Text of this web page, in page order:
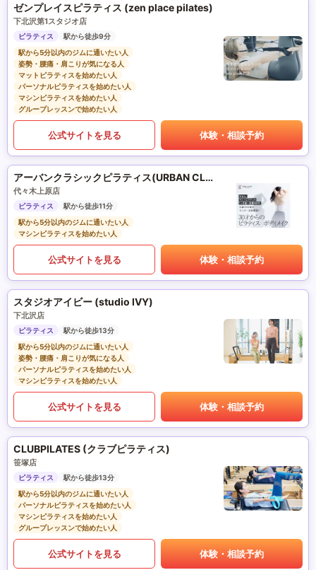
ゼンプレイスピラティス (zen place pilates)
下北沢第1スタジオ店
ピラティス
駅から徒歩9分
駅から5分以内のジムに通いたい人
姿勢・腰痛・肩こりが気になる人
マットピラティスを始めたい人
パーソナルピラティスを始めたい人
マシンピラティスを始めたい人
グループレッスンで始めたい人
公式サイトを見る 体験・相談予約
アーバンクラシックピラティス(URBAN CLASSIC PILATES)
代々木上原店
ピラティス
駅から徒歩11分
駅から5分以内のジムに通いたい人
マシンピラティスを始めたい人
公式サイトを見る 体験・相談予約
スタジオアイビー (studio IVY)
下北沢店
ピラティス
駅から徒歩13分
駅から5分以内のジムに通いたい人
姿勢・腰痛・肩こりが気になる人
パーソナルピラティスを始めたい人
マシンピラティスを始めたい人
公式サイトを見る 体験・相談予約
CLUBPILATES (クラブピラティス)
笹塚店
ピラティス
駅から徒歩13分
駅から5分以内のジムに通いたい人
パーソナルピラティスを始めたい人
マシンピラティスを始めたい人
グループレッスンで始めたい人
公式サイトを見る 体験・相談予約